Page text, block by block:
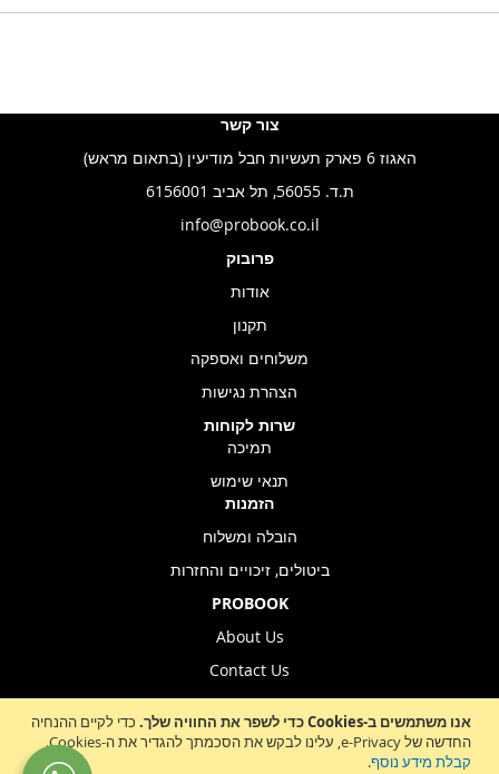
אנו משתמשים ב-Cookies כדי לשפר את החוויה שלך.
כדי לקיים ההנחיה
החדשה של e-Privacy, עלינו לבקש את הסכמתך להגדיר את ה-Cookies.
קבלת מידע נוסף.
צור קשר
האגוז 6 פארק תעשיות חבל מודיעין (בתאום מראש)
ת.ד. 56055, תל אביב 6156001
info@probook.co.il
פרובוק
אודות
תקנון
משלוחים ואספקה
הצהרת נגישות
שרות לקוחות
תמיכה
תנאי שימוש
הזמנות
הובלה ומשלוח
ביטולים, זיכויים והחזרות
PROBOOK
About Us
Contact Us
Store Location